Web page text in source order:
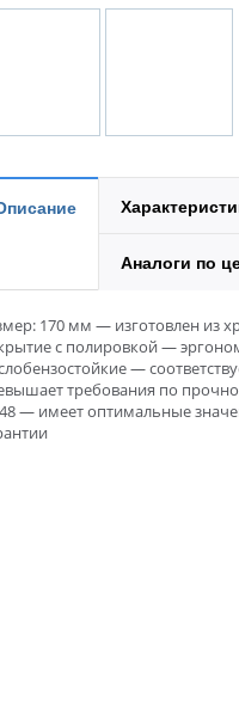
Аналоги по
170 мм — изготовлен из
с полировкой —
—
требования по
— имеет оптимальные